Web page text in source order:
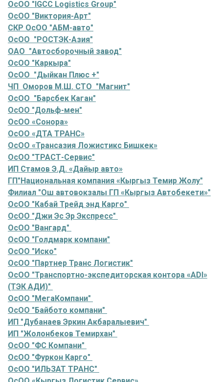
ОсОО "IGCC Logistics Group"
ОсОО "Виктория-Арт"
СКР ОсОО "АБМ-авто"
ОсОО "РОСТЭК-Азия"
ОАО "Автосборочный завод"
ОсОО "Каркыра"
ОсОО "Дыйкан Плюс +"
ЧП Оморов М.Ш. СТО "Магнит"
ОсОО "Барсбек Каган"
ОсОО "Дольф-мен"
ОсОО «Сонора»
ОсОО «ДТА ТРАНС»
ОсОО «Трансазия Ложистикс Бишкек»
ОсОО "ТРАСТ-Сервис"
ИП Стамов Э.Д. «Дайыр авто»
ГП"Национальная компания «Кыргыз Темир Жолу"
Филиал "Ош автовокзалы ГП «Кыргыз Автобекети»"
ОсОО "Кабай Трейд энд Карго"
ОсОО "Джи Эс Эр Экспресс"
ОсОО "Вангард"
ОсОО "Голдмарк компани"
ОсОО "Иско"
ОсОО "Партнер Транс Логистик"
ОсОО "Транспортно-экспедиторская контора «ADI»
(ТЭК AДИ)"
ОсОО "МегаКомпани"
ОсОО "Байбото компани"
ИП "Дубанаев Эркин Акбаралыевич"
ИП "Жолонбеков Темирхан"
ОсОО "ФС Компани"
ОсОО "Фуркон Карго"
ОсОО "ИЛЬЗАТ ТРАНС"